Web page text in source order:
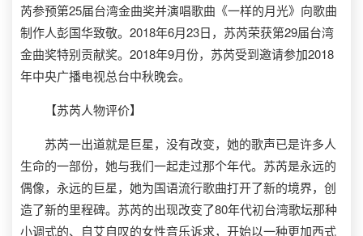
芮参预第25届台湾金曲奖并演唱歌曲《一样的月光》向歌曲
制作人彭国华致敬。2018年6月23日，苏芮荣获第29届台湾
金曲奖特别贡献奖。2018年9月份，苏芮受到邀请参加2018
年中央广播电视总台中秋晚会。
【苏芮人物评价】
苏芮一出道就是巨星，没有改变，她的歌声已是许多人
生命的一部份，她与我们一起走过那个年代。苏芮是永远的
偶像，永远的巨星，她为国语流行歌曲打开了新的境界，创
造了新的里程碑。苏芮的出现改变了80年代初台湾歌坛那种
小调式的、自艾自叹的女性音乐诉求，开始以一种更加西式